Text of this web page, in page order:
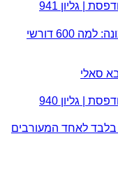
| גליון 941
המספרים המפתיעים של קריית שמונה: למה 600 דורשי
סאלי
| גליון 940
בלבד לאחד המעורבים